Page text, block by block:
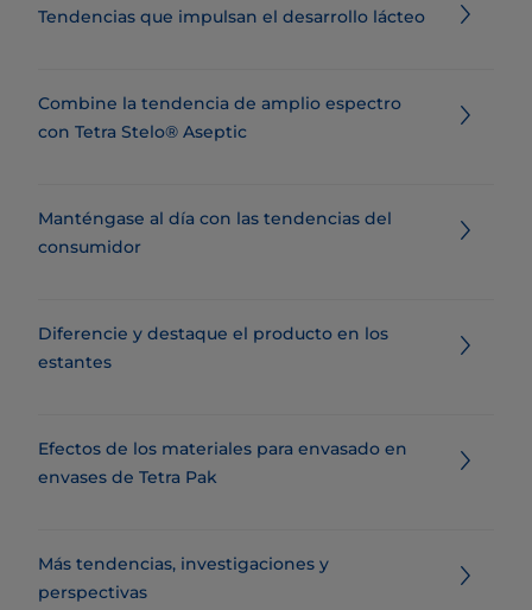
Tendencias que impulsan el desarrollo lácteo
Combine la tendencia de amplio espectro
con Tetra Stelo® Aseptic
Manténgase al día con las tendencias del
consumidor
Diferencie y destaque el producto en los
estantes
Efectos de los materiales para envasado en
envases de Tetra Pak
​​​​​​​​​​​​​​​​​​​​​​​​​​​​​​​​​​​Más tendencias, investigaciones y
perspectivas